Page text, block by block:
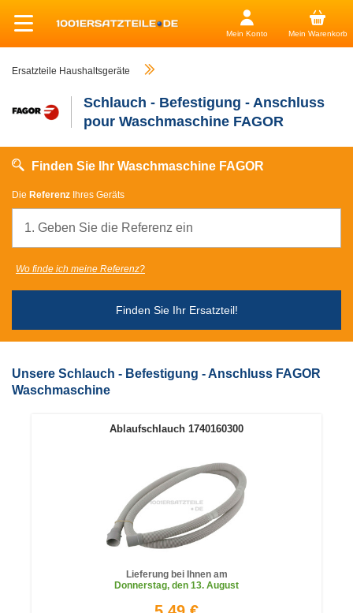
Mein Konto Mein Warenkorb
Ersatzteile Haushaltsgeräte
Schlauch - Befestigung - Anschluss
pour Waschmaschine FAGOR
Finden Sie Ihr Waschmaschine FAGOR
Die Referenz Ihres Geräts
Finden Sie Ihr Ersatzteil!
Wo finde ich meine Referenz?
Unsere Schlauch - Befestigung - Anschluss FAGOR
Waschmaschine
Ablaufschlauch 1740160300
Lieferung bei Ihnen am
Donnerstag, den 13. August